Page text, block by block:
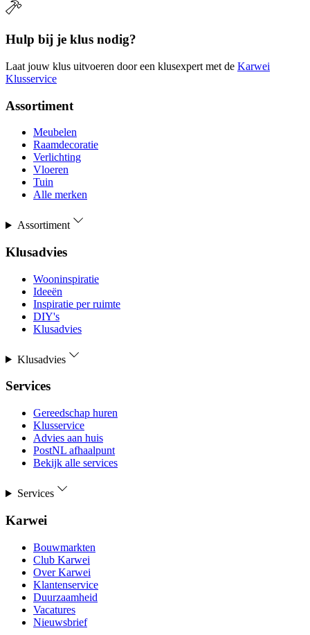
Hulp bij je klus nodig?
Laat jouw klus uitvoeren door een klusexpert met de Karwei
Klusservice
Assortiment
Meubelen
Raamdecoratie
Verlichting
Vloeren
Tuin
Alle merken
Assortiment
Klusadvies
Wooninspiratie
Ideeën
Inspiratie per ruimte
DIY's
Klusadvies
Klusadvies
Services
Gereedschap huren
Klusservice
Advies aan huis
PostNL afhaalpunt
Bekijk alle services
Services
Karwei
Bouwmarkten
Club Karwei
Over Karwei
Klantenservice
Duurzaamheid
Vacatures
Nieuwsbrief